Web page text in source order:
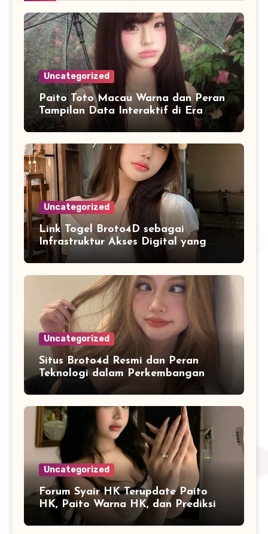
Uncategorized
Paito Toto Macau Warna dan Peran
Tampilan Data Interaktif di Era
Informasi Digital Modern
Uncategorized
Link Togel Broto4D sebagai
Infrastruktur Akses Digital yang
Lebih Stabil dan Cepat
Uncategorized
Situs Broto4d Resmi dan Peran
Teknologi dalam Perkembangan
Platform Online
Uncategorized
Forum Syair HK Terupdate Paito
HK, Paito Warna HK, dan Prediksi
Harian